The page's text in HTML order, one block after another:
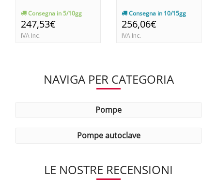
Consegna in 5/10gg
247,53€
IVA Inc.
Consegna in 10/15gg
256,06€
IVA Inc.
NAVIGA PER CATEGORIA
pompe
pompe autoclave
LE NOSTRE RECENSIONI